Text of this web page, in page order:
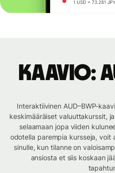
Kaavio:
Interaktiivinen AUD–BWP-
keskimääräiset valuuttakurssit,
selaamaan jopa viiden
odotella parempia kursseja, voit
sinulle, kun tilanne on
ansiosta et siis koskaan